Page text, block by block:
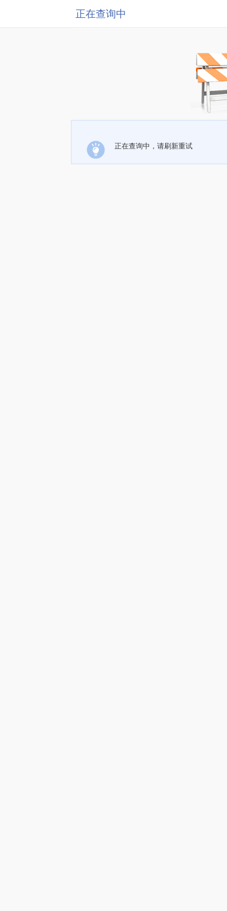
正在查询中
正在查询中，请刷新重试